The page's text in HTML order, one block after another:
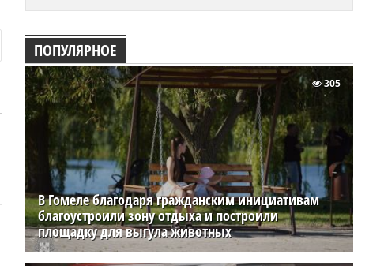
ПОПУЛЯРНОЕ
В Гомеле благодаря гражданским инициативам
благоустроили зону отдыха и построили
площадку для выгула животных
305